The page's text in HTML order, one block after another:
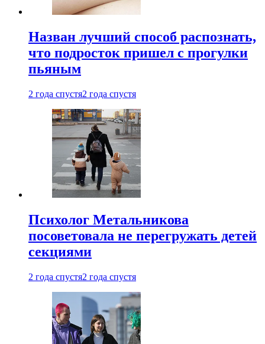
Назван лучший способ распознать,
что подросток пришел с прогулки
пьяным
2 года спустя2 года спустя
Психолог Метальникова
посоветовала не перегружать детей
секциями
2 года спустя2 года спустя